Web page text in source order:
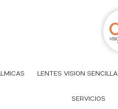
LENTES VISION SENCILLA
SERVICIOS